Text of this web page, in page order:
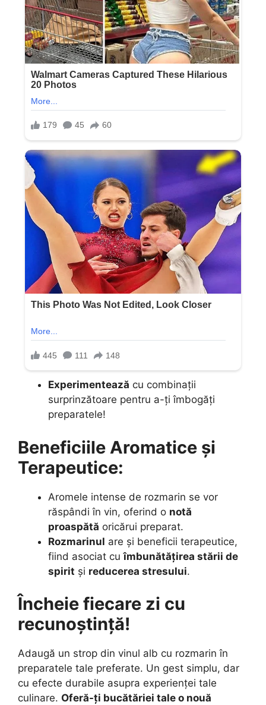
Experimentează cu combinații
surprinzătoare pentru a-ți îmbogăți
preparatele!
Beneficiile Aromatice și
Terapeutice:
Aromele intense de rozmarin se vor
răspândi în vin, oferind o notă
proaspătă oricărui preparat.
Rozmarinul are și beneficii terapeutice,
fiind asociat cuîmbunătățirea stării de
spirit și reducerea stresului.
Încheie fiecare zi cu
recunoștință!
Adaugă un strop din vinul alb cu rozmarin în
preparatele tale preferate. Un gest simplu, dar
cu efecte durabile asupra experienței tale
culinare. Oferă-ți bucătăriei tale o nouă